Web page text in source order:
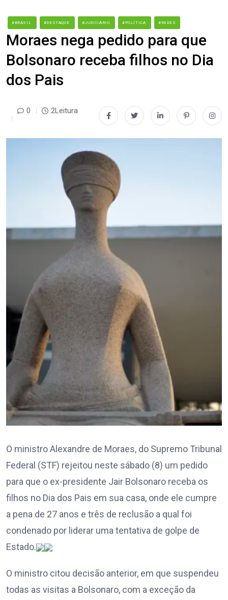
#BRASIL #DESTAQUE #JUDICIÁRIO #POLÍTICA #REDES
Moraes nega pedido para que
Bolsonaro receba filhos no Dia
dos Pais
0 2Leitura
O ministro Alexandre de Moraes, do Supremo Tribunal
Federal (STF) rejeitou neste sábado (8) um pedido
para que o ex-presidente Jair Bolsonaro receba os
filhos no Dia dos Pais em sua casa, onde ele cumpre
a pena de 27 anos e três de reclusão a qual foi
condenado por liderar uma tentativa de golpe de
Estado.
O ministro citou decisão anterior, em que suspendeu
todas as visitas a Bolsonaro, com a exceção da